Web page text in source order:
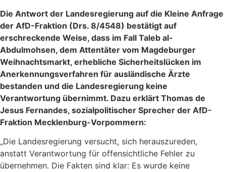
Die Antwort der Landesregierung auf die Kleine Anfrage
der AfD-Fraktion (Drs. 8/4548) bestätigt auf
erschreckende Weise, dass im Fall Taleb al-
Abdulmohsen, dem Attentäter vom Magdeburger
Weihnachtsmarkt, erhebliche Sicherheitslücken im
Anerkennungsverfahren für ausländische Ärzte
bestanden und die Landesregierung keine
Verantwortung übernimmt. Dazu erklärt Thomas de
Jesus Fernandes, sozialpolitischer Sprecher der AfD-
Fraktion Mecklenburg-Vorpommern:
„Die Landesregierung versucht, sich herauszureden,
anstatt Verantwortung für offensichtliche Fehler zu
übernehmen. Die Fakten sind klar: Es wurde keine